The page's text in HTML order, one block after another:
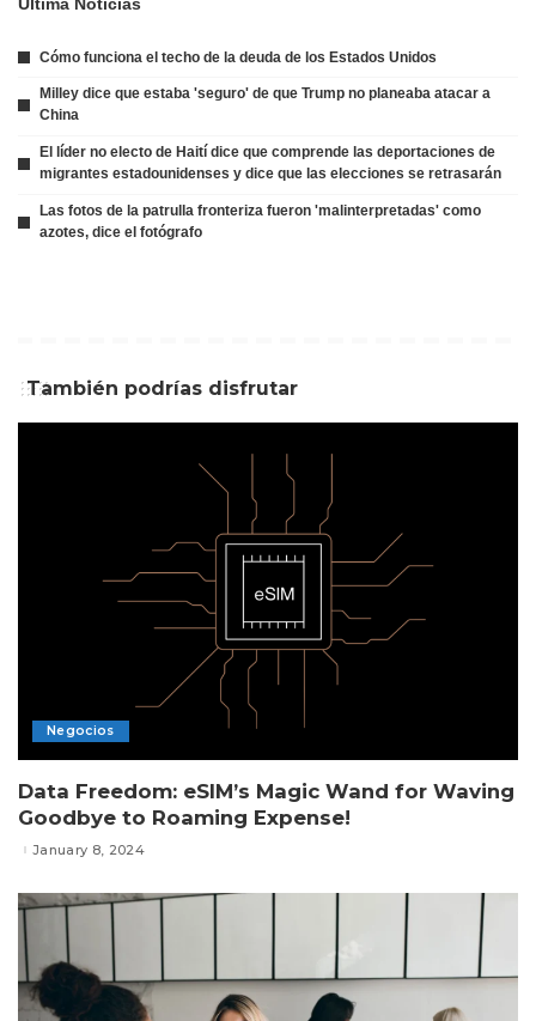
Ultima Noticias
Cómo funciona el techo de la deuda de los Estados Unidos
Milley dice que estaba 'seguro' de que Trump no planeaba atacar a
China
El líder no electo de Haití dice que comprende las deportaciones de
migrantes estadounidenses y dice que las elecciones se retrasarán
Las fotos de la patrulla fronteriza fueron 'malinterpretadas' como
azotes, dice el fotógrafo
También podrías disfrutar
Negocios
Data Freedom: eSIM’s Magic Wand for Waving
Goodbye to Roaming Expense!
January 8, 2024